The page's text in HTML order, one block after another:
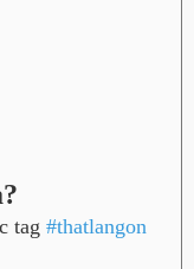
tag #thatlangon